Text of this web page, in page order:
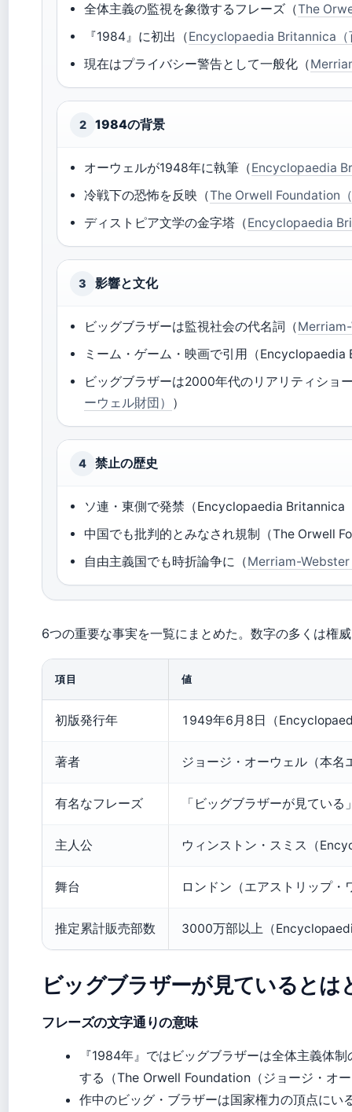
全体主義の監視を象徴するフレーズ（The
『1984』に初出（Encyclopaedia Britannica（
現在はプライバシー警告として一般化（
2 1984の背景
オーウェルが1948年に執筆（Encyclopaedia
冷戦下の恐怖を反映（The Orwell Foundation
ディストピア文学の金字塔（Encyclopaedia
3 影響と文化
ビッグブラザーは監視社会の代名詞（
ミーム・ゲーム・映画で引用（
ビッグブラザーは2000年代のリアリティショ
ーウェル財団） ）
4 禁止の歴史
ソ連・東側で発禁（Encyclopaedia Britannica
中国でも批判的とみなされ規制（The Orwell
自由主義国でも時折論争に（Merriam-
6つの重要な事実を一覧にまとめた。数字の多くは権
項目 値
初版発行年 1949年6月8日（
著者 ジョージ・オーウェル（本
有名なフレーズ 「ビッグブラザーが見てい
主人公 ウィンストン・スミス（
舞台 ロンドン（エアストリップ
推定累計販売部数 3000万部以上（
ビッグブラザーが見ていると
フレーズの文字通りの意味
『1984年』ではビッグブラザーは全体主義体
する（The Orwell Foundation（ジョージ・オ
作中のビッグ・ブラザーは国家権力の頂点に